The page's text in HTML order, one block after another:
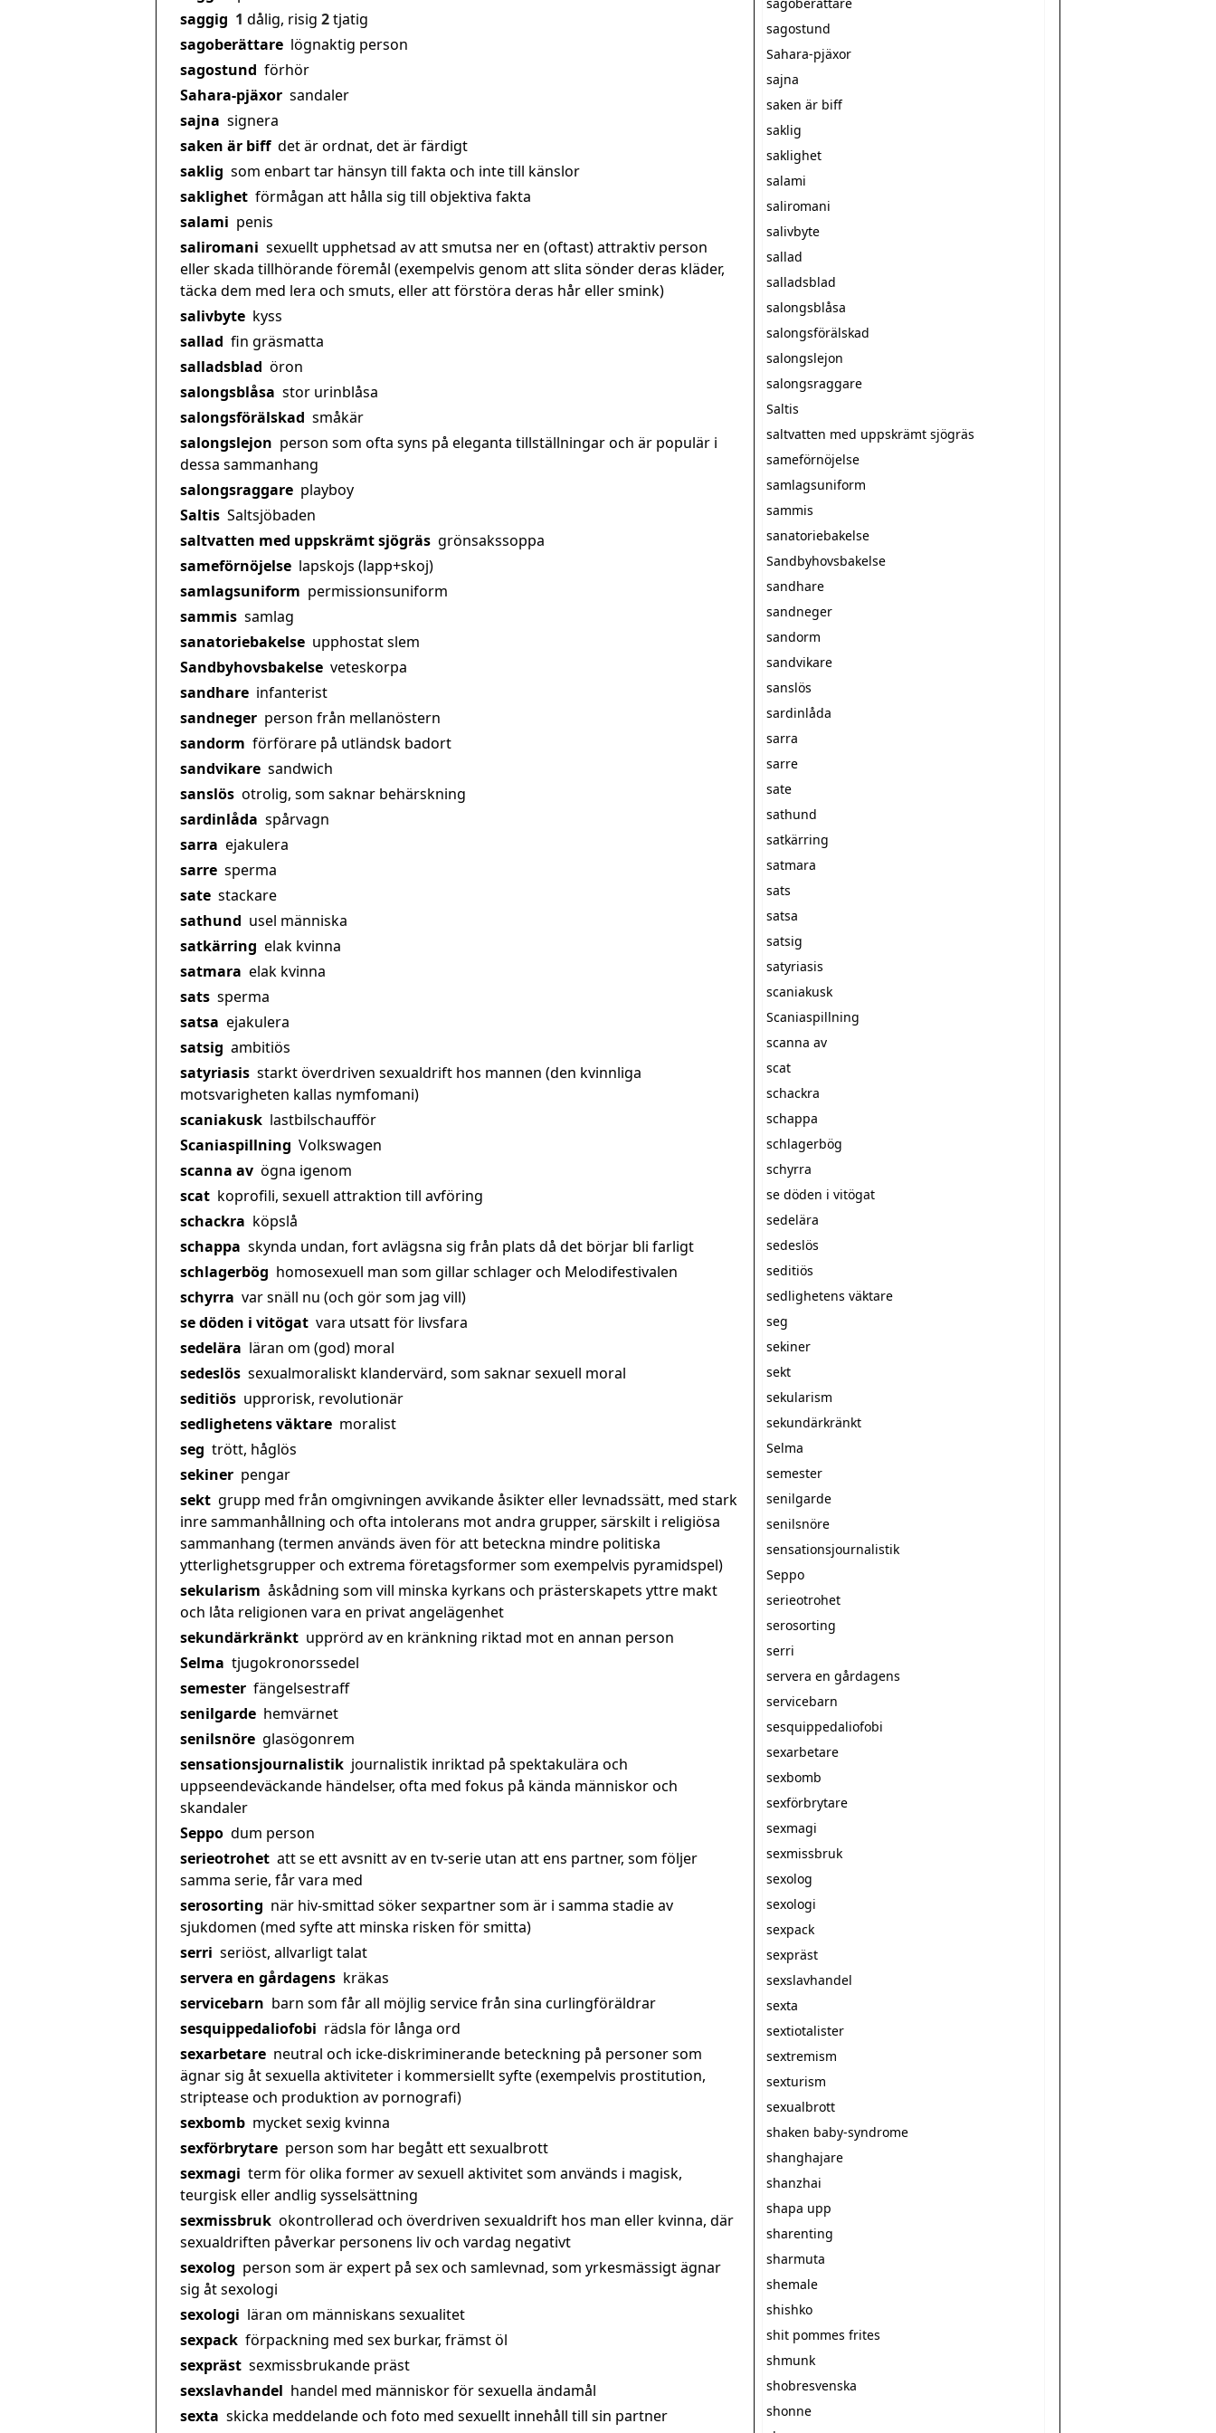
saggig 1 dålig, risig 2tjatig
sagoberättare lögnaktig person
sagostund förhör
Sahara-pjäxor sandaler
sajna signera
saken är biff det är ordnat, det är färdigt
saklig som enbart tar hänsyn till fakta och inte till känslor
saklighet förmågan att hålla sig till objektiva fakta
salami penis
saliromani sexuellt upphetsad av att smutsa ner en (oftast) attraktiv person
eller skada tillhörande föremål (exempelvis genom att slita sönder deras kläder,
täcka dem med lera och smuts, eller att förstöra deras hår eller smink)
salivbyte kyss
sallad fin gräsmatta
salladsblad öron
salongsblåsa stor urinblåsa
salongsförälskad småkär
salongslejon person som ofta syns på eleganta tillställningar och är populär i
dessa sammanhang
salongsraggare playboy
Saltis Saltsjöbaden
saltvatten med uppskrämt sjögräs grönsakssoppa
sameförnöjelse lapskojs (lapp+skoj)
samlagsuniform permissionsuniform
sammis samlag
sanatoriebakelse upphostat slem
Sandbyhovsbakelse veteskorpa
sandhare infanterist
sandneger person från mellanöstern
sandorm förförare på utländsk badort
sandvikare sandwich
sanslös otrolig, som saknar behärskning
sardinlåda spårvagn
sarra ejakulera
sarre sperma
sate stackare
sathund usel människa
satkärring elak kvinna
satmara elak kvinna
sats sperma
satsa ejakulera
satsig ambitiös
satyriasis starkt överdriven sexualdrift hos mannen (den kvinnliga
motsvarigheten kallas nymfomani)
scaniakusk lastbilschaufför
Scaniaspillning Volkswagen
scanna av ögna igenom
scat koprofili, sexuell attraktion till avföring
schackra köpslå
schappa skynda undan, fort avlägsna sig från plats då det börjar bli farligt
schlagerbög homosexuell man som gillar schlager och Melodifestivalen
schyrra var snäll nu (och gör som jag vill)
se döden i vitögat vara utsatt för livsfara
sedelära läran om (god) moral
sedeslös sexualmoraliskt klandervärd, som saknar sexuell moral
seditiös upprorisk, revolutionär
sedlighetens väktare moralist
seg trött, håglös
sekiner pengar
sekt grupp med från omgivningen avvikande åsikter eller levnadssätt, med stark
inre sammanhållning och ofta intolerans mot andra grupper, särskilt i religiösa
sammanhang (termen används även för att beteckna mindre politiska
ytterlighetsgrupper och extrema företagsformer som exempelvis pyramidspel)
sekularism åskådning som vill minska kyrkans och prästerskapets yttre makt
och låta religionen vara en privat angelägenhet
sekundärkränkt upprörd av en kränkning riktad mot en annan person
Selma tjugokronorssedel
semester fängelsestraff
senilgarde hemvärnet
senilsnöre glasögonrem
sensationsjournalistik journalistik inriktad på spektakulära och
uppseendeväckande händelser, ofta med fokus på kända människor och
skandaler
Seppo dum person
serieotrohet att se ett avsnitt av en tv-serie utan att ens partner, som följer
samma serie, får vara med
serosorting när hiv-smittad söker sexpartner som är i samma stadie av
sjukdomen (med syfte att minska risken för smitta)
serri seriöst, allvarligt talat
servera en gårdagens kräkas
servicebarn barn som får all möjlig service från sina curlingföräldrar
sesquippedaliofobi rädsla för långa ord
sexarbetare neutral och icke-diskriminerande beteckning på personer som
ägnar sig åt sexuella aktiviteter i kommersiellt syfte (exempelvis prostitution,
striptease och produktion av pornografi)
sexbomb mycket sexig kvinna
sexförbrytare person som har begått ett sexualbrott
sexmagi term för olika former av sexuell aktivitet som används i magisk,
teurgisk eller andlig sysselsättning
sexmissbruk okontrollerad och överdriven sexualdrift hos man eller kvinna, där
sexualdriften påverkar personens liv och vardag negativt
sexolog person som är expert på sex och samlevnad, som yrkesmässigt ägnar
sig åt sexologi
sexologi läran om människans sexualitet
sexpack förpackning med sex burkar, främst öl
sexpräst sexmissbrukande präst
sexslavhandel handel med människor för sexuella ändamål
sexta skicka meddelande och foto med sexuellt innehåll till sin partner
sagostund
Sahara-pjäxor
sajna
saken är biff
saklig
saklighet
salami
saliromani
salivbyte
sallad
salladsblad
salongsblåsa
salongsförälskad
salongslejon
salongsraggare
Saltis
saltvatten med uppskrämt sjögräs
sameförnöjelse
samlagsuniform
sammis
sanatoriebakelse
Sandbyhovsbakelse
sandhare
sandneger
sandorm
sandvikare
sanslös
sardinlåda
sarra
sarre
sate
sathund
satkärring
satmara
sats
satsa
satsig
satyriasis
scaniakusk
Scaniaspillning
scanna av
scat
schackra
schappa
schlagerbög
schyrra
se döden i vitögat
sedelära
sedeslös
seditiös
sedlighetens väktare
seg
sekiner
sekt
sekularism
sekundärkränkt
Selma
semester
senilgarde
senilsnöre
sensationsjournalistik
Seppo
serieotrohet
serosorting
serri
servera en gårdagens
servicebarn
sesquippedaliofobi
sexarbetare
sexbomb
sexförbrytare
sexmagi
sexmissbruk
sexolog
sexologi
sexpack
sexpräst
sexslavhandel
sexta
sextiotalister
sextremism
sexturism
sexualbrott
shaken baby-syndrome
shanghajare
shanzhai
shapa upp
sharenting
sharmuta
shemale
shishko
shit pommes frites
shmunk
shobresvenska
shonne